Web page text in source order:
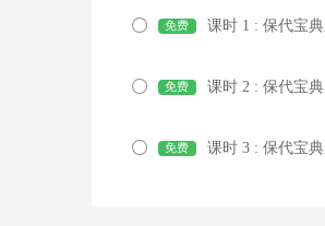
免费 课时 1 : 保代宝
免费 课时 2 : 保代宝
免费 课时 3 : 保代宝